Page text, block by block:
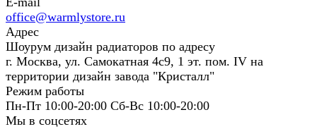
office@warmlystore.ru
Адрес
Шоурум дизайн радиаторов по адресу
г. Москва, ул. Самокатная 4с9, 1 эт. пом. IV на
территории дизайн завода "Кристалл"
Режим работы
Пн-Пт 10:00-20:00 Сб-Вс 10:00-20:00
Мы в соцсетях